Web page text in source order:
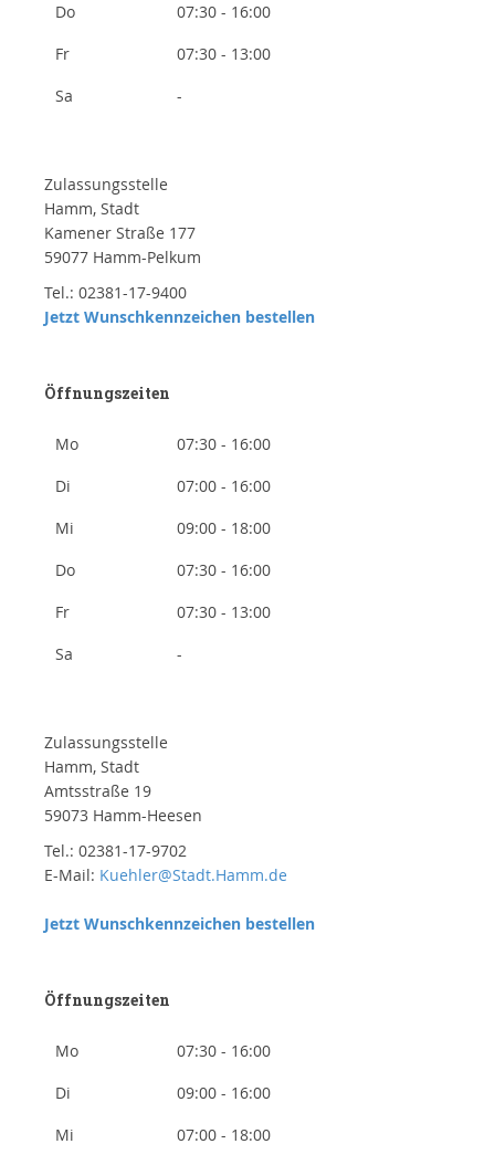
Do
07:30 - 16:00
Fr
07:30 - 13:00
Sa
-
Zulassungsstelle
Hamm, Stadt
Kamener Straße 177
59077 Hamm-Pelkum
Tel.: 02381-17-9400
Jetzt Wunschkennzeichen bestellen
Öffnungszeiten
Mo
07:30 - 16:00
Di
07:00 - 16:00
Mi
09:00 - 18:00
Do
07:30 - 16:00
Fr
07:30 - 13:00
Sa
-
Zulassungsstelle
Hamm, Stadt
Amtsstraße 19
59073 Hamm-Heesen
Tel.: 02381-17-9702
E-Mail: Kuehler@Stadt.Hamm.de
Jetzt Wunschkennzeichen bestellen
Öffnungszeiten
Mo
07:30 - 16:00
Di
09:00 - 16:00
Mi
07:00 - 18:00